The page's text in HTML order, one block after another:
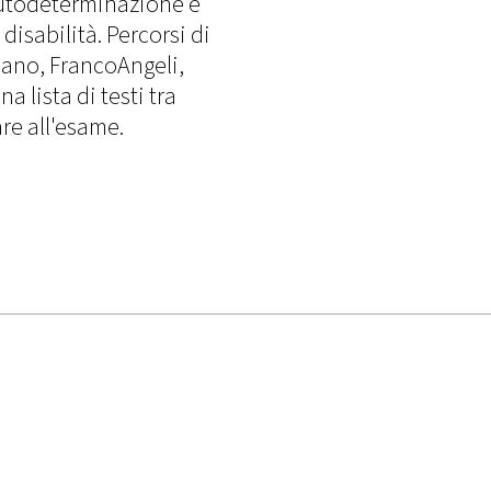
Percorsi di
FrancoAngeli,
lista di testi tra
all'esame.